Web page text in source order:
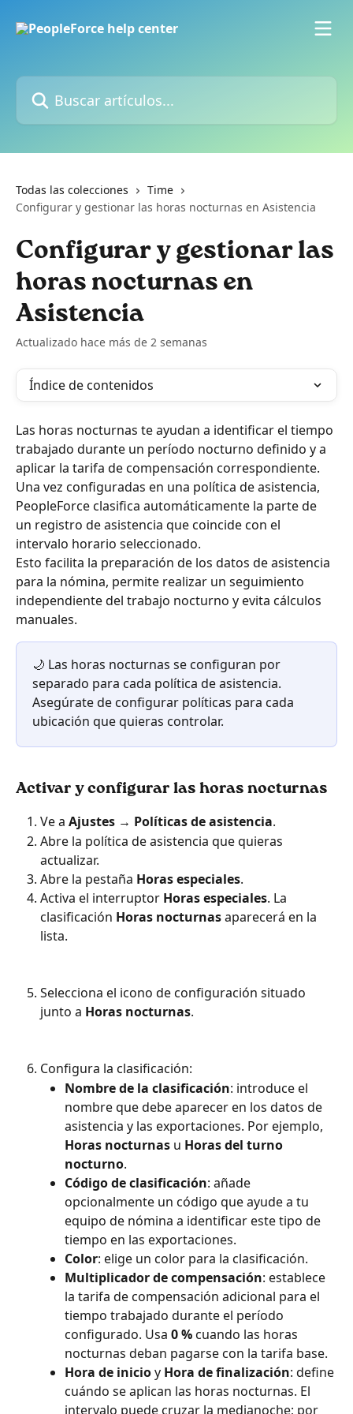
Buscar artículos...
Todas las colecciones
Time
Configurar y gestionar las horas nocturnas en Asistencia
Configurar y gestionar las
horas nocturnas en
Asistencia
Actualizado hace más de 2 semanas
Índice de contenidos
Las horas nocturnas te ayudan a identificar el tiempo
trabajado durante un período nocturno definido y a
aplicar la tarifa de compensación correspondiente.
Una vez configuradas en una política de asistencia,
PeopleForce clasifica automáticamente la parte de
un registro de asistencia que coincide con el
intervalo horario seleccionado.
Esto facilita la preparación de los datos de asistencia
para la nómina, permite realizar un seguimiento
independiente del trabajo nocturno y evita cálculos
manuales.
🌙 Las horas nocturnas se configuran por
separado para cada política de asistencia.
Asegúrate de configurar políticas para cada
ubicación que quieras controlar.
Activar y configurar las horas nocturnas
Ve a Ajustes → Políticas de asistencia.
Abre la política de asistencia que quieras
actualizar.
Abre la pestaña Horas especiales.
Activa el interruptor Horas especiales. La
clasificación Horas nocturnas aparecerá en la
lista.
Selecciona el icono de configuración situado
junto a Horas nocturnas.
Configura la clasificación:
Nombre de la clasificación: introduce el
nombre que debe aparecer en los datos de
asistencia y las exportaciones. Por ejemplo,
Horas nocturnas u Horas del turno
nocturno.
Código de clasificación: añade
opcionalmente un código que ayude a tu
equipo de nómina a identificar este tipo de
tiempo en las exportaciones.
Color: elige un color para la clasificación.
Multiplicador de compensación: establece
la tarifa de compensación adicional para el
tiempo trabajado durante el período
configurado. Usa 0 % cuando las horas
nocturnas deban pagarse con la tarifa base.
Hora de inicio y Hora de finalización: define
cuándo se aplican las horas nocturnas. El
intervalo puede cruzar la medianoche; por